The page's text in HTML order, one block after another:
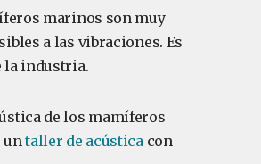
marinos son muy
a las vibraciones. Es
la industria.
de los mamíferos
untaller de acústicacon